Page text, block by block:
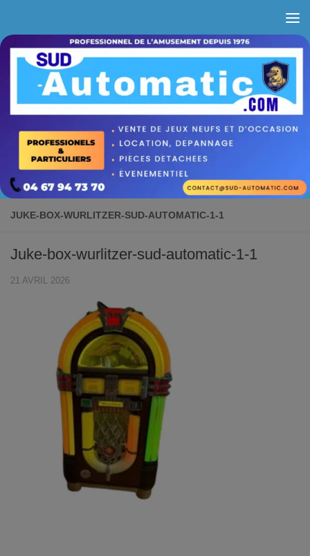
JUKE-BOX-WURLITZER-SUD-AUTOMATIC-1-1
Juke-box-wurlitzer-sud-automatic-1-1
21 AVRIL 2026